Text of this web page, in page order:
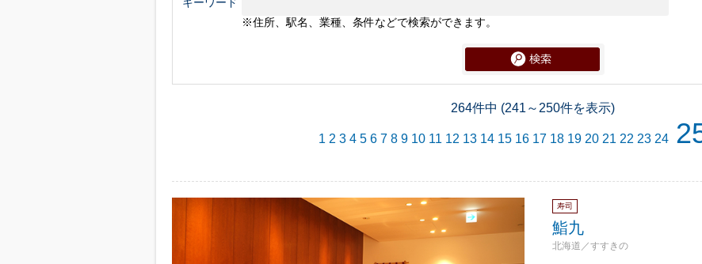
キーワード
※住所、駅名、業種、条件などで検索ができます。
264件中 (241～250件を表示)
1 2 3 4 5 6 7 8 9 10 11 12 13 14 15 16 17 18 19 20 21 22 23 24
寿司
鮨九
北海道／すすきの